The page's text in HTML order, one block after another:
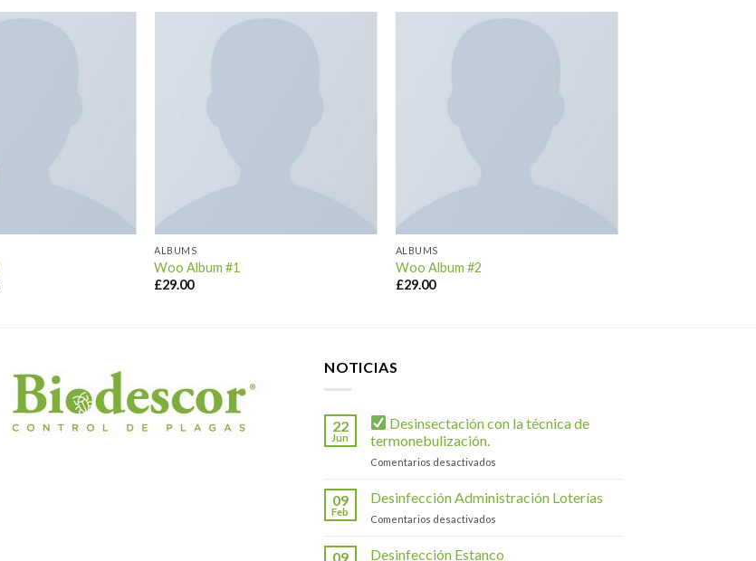
ALBUMS
Woo Album #1
£29.00
ALBUMS
Woo Album #2
£29.00
NOTICIAS
22
Jun
Desinsectación con la técnica de
termonebulización.
Comentarios desactivadosen
Desinsectación
con
la
de
09
Feb
Desinfección Administración Loterías
Comentarios desactivadosen
09 Desinfección Estanco